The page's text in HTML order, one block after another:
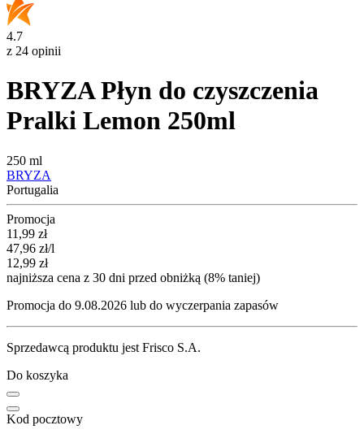
4.7
z 24 opinii
BRYZA Płyn do czyszczenia
Pralki Lemon 250ml
250 ml
BRYZA
Portugalia
Promocja
Cena promocyjna
11,99 zł
47,96 zł/l
12,99 zł
najniższa cena z 30 dni przed obniżką (8% taniej)
Promocja do 9.08.2026 lub do wyczerpania zapasów
Sprzedawcą produktu jest Frisco S.A.
Do koszyka
Kod pocztowy